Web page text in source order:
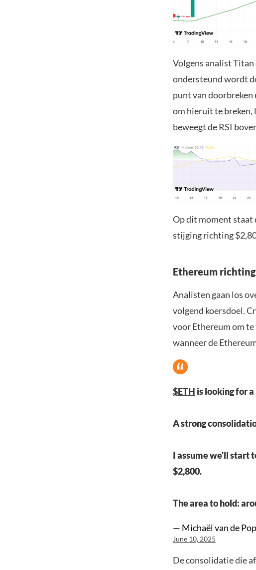
Volgens analist
ondersteund wordt
punt van doorbreken
om hieruit te breken,
beweegt de RSI
Op dit moment staat
stijging richting
Ethereum
Analisten gaan los
volgend koersdoel.
voor Ethereum om
wanneer de
$ETH is looking for
A strong
I assume we'll start
$2,800.
The area to hold:
— Michaël van de
June 10, 2025
De consolidatie die